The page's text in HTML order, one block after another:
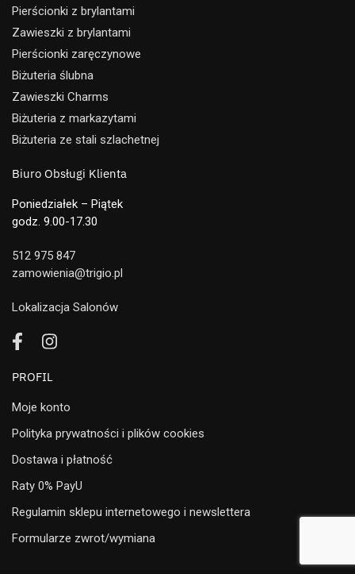
Pierścionki z brylantami
Zawieszki z brylantami
Pierścionki zaręczynowe
Biżuteria ślubna
Zawieszki Charms
Biżuteria z markazytami
Biżuteria ze stali szlachetnej
Biuro Obsługi Klienta
Poniedziałek – Piątek
godz. 9.00-17.30
512 975 847
zamowienia@trigio.pl
Lokalizacja Salonów
PROFIL
Moje konto
Polityka prywatności i plików cookies
Dostawa i płatność
Raty 0% PayU
Regulamin sklepu internetowego i newslettera
Formularze zwrot/wymiana